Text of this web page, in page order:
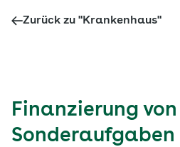
Zurück zu "Krankenhaus"
Finanzierung von
Sonderaufgaben